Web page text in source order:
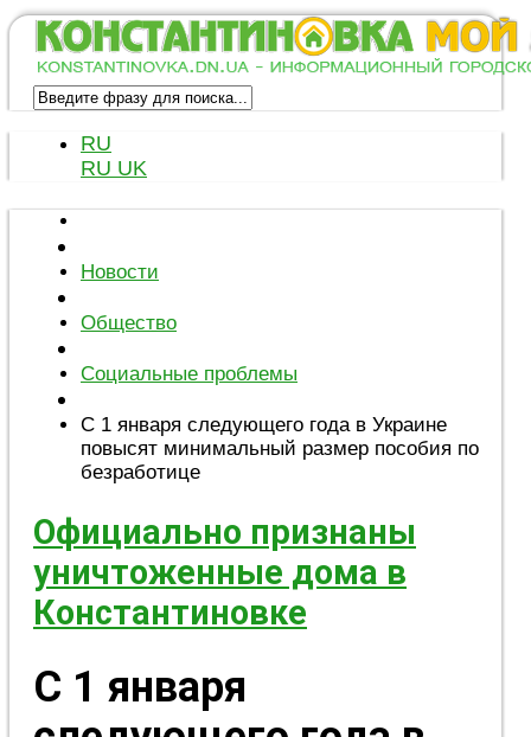
RU
RU UK
Новости
Общество
Социальные проблемы
С 1 января следующего года в Украине
повысят минимальный размер пособия по
безработице
Официально признаны
уничтоженные дома в
Константиновке
С 1 января